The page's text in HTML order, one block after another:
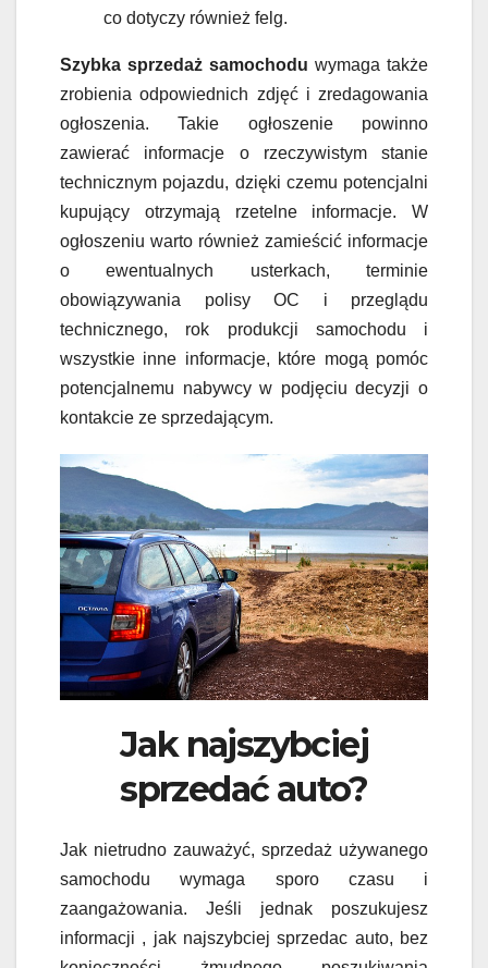
co dotyczy również felg.
Szybka sprzedaż samochodu wymaga także
zrobienia odpowiednich zdjęć i zredagowania
ogłoszenia. Takie ogłoszenie powinno
zawierać informacje o rzeczywistym stanie
technicznym pojazdu, dzięki czemu potencjalni
kupujący otrzymają rzetelne informacje. W
ogłoszeniu warto również zamieścić informacje
o ewentualnych usterkach, terminie
obowiązywania polisy OC i przeglądu
technicznego, rok produkcji samochodu i
wszystkie inne informacje, które mogą pomóc
potencjalnemu nabywcy w podjęciu decyzji o
kontakcie ze sprzedającym.
Jak najszybciej
sprzedać auto?
Jak nietrudno zauważyć, sprzedaż używanego
samochodu wymaga sporo czasu i
zaangażowania. Jeśli jednak poszukujesz
informacji , jak najszybciej sprzedac auto, bez